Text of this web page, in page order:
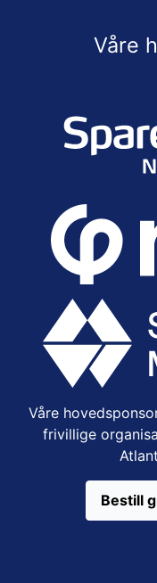
Våre
Våre
frivillige
Bestill